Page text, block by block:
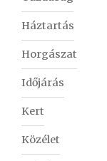
Háztartás
Horgászat
Időjárás
Kert
Közélet